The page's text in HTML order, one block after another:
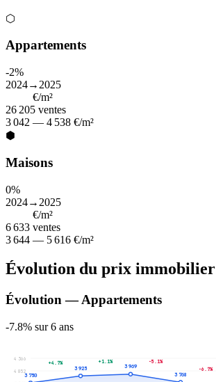
⬡
Appartements
-2%
2024→2025
€/m²
26 205 ventes
3 042 — 4 538 €/m²
⬢
Maisons
0%
2024→2025
€/m²
6 633 ventes
3 644 — 5 616 €/m²
Évolution du prix immobilier
Évolution — Appartements
-7.8% sur 6 ans
4 052
4 366
3 750
3 925 3 969
3 768
+4.7% +1.1% -5.1%
-6.7%